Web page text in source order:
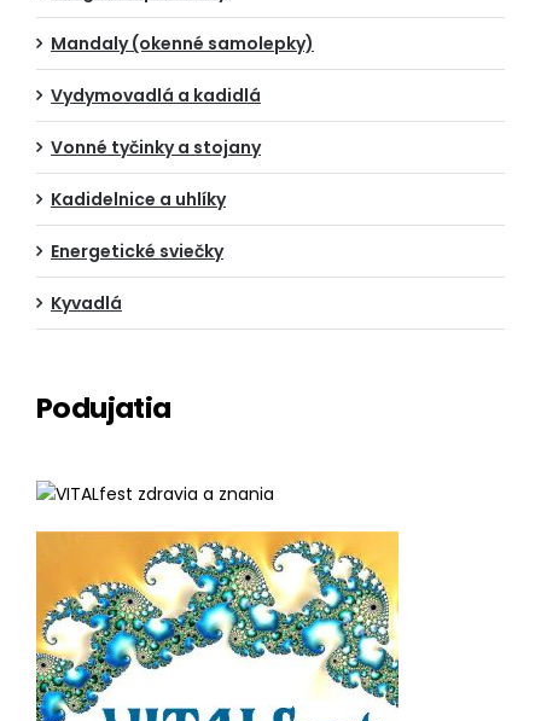
Mandaly (okenné samolepky)
Vydymovadlá a kadidlá
Vonné tyčinky a stojany
Kadidelnice a uhlíky
Energetické sviečky
Kyvadlá
Podujatia